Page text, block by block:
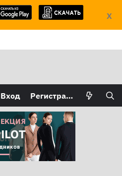
X
Вход Регистрация